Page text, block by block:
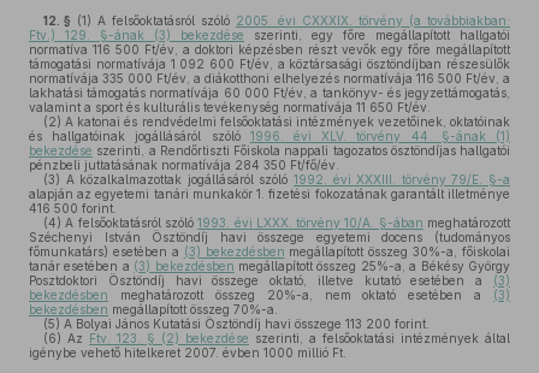
12. § (1) A felsőoktatásról szóló 2005. évi CXXXIX. törvény (a továbbiakban:
Ftv.) 129. §-ának (3) bekezdése szerinti, egy főre megállapított hallgatói
normatíva 116 500 Ft/év, a doktori képzésben részt vevők egy főre megállapított
támogatási normatívája 1 092 600 Ft/év, a köztársasági ösztöndíjban részesülők
normatívája 335 000 Ft/év, a diákotthoni elhelyezés normatívája 116 500 Ft/év, a
lakhatási támogatás normatívája 60 000 Ft/év, a tankönyv- és jegyzettámogatás,
valamint a sport és kulturális tevékenység normatívája 11 650 Ft/év.
(2) A katonai és rendvédelmi felsőoktatási intézmények vezetőinek, oktatóinak
és hallgatóinak jogállásáról szóló 1996. évi XLV. törvény 44. §-ának (1)
bekezdése szerinti, a Rendőrtiszti Főiskola nappali tagozatos ösztöndíjas hallgatói
pénzbeli juttatásának normatívája 284 350 Ft/fő/év.
(3) A közalkalmazottak jogállásáról szóló 1992. évi XXXIII. törvény 79/E. §-a
alapján az egyetemi tanári munkakör 1. fizetési fokozatának garantált illetménye
416 500 forint.
(4) A felsőoktatásról szóló1993. évi LXXX. törvény 10/A. §-ában meghatározott
Széchenyi István Ösztöndíj havi összege egyetemi docens (tudományos
főmunkatárs) esetében a (3) bekezdésben megállapított összeg 30%-a, főiskolai
tanár esetében a (3) bekezdésben megállapított összeg 25%-a, a Békésy György
Posztdoktori Ösztöndíj havi összege oktató, illetve kutató esetében a (3)
bekezdésben meghatározott összeg 20%-a, nem oktató esetében a (3)
bekezdésben megállapított összeg 70%-a.
(5) A Bolyai János Kutatási Ösztöndíj havi összege 113 200 forint.
(6) Az Ftv. 123. § (2) bekezdése szerinti, a felsőoktatási intézmények által
igénybe vehető hitelkeret 2007. évben 1000 millió Ft.